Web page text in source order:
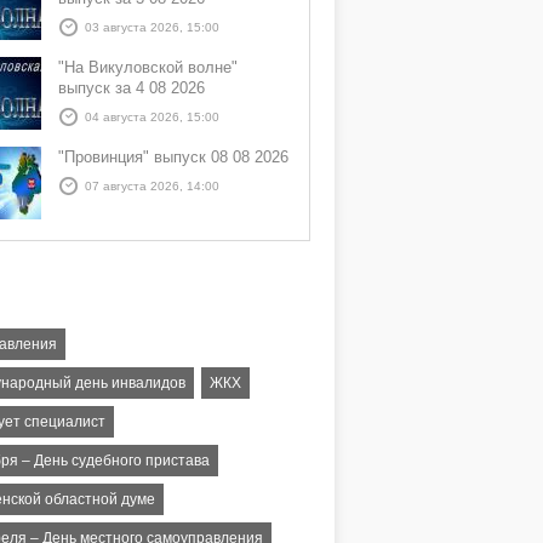
03 августа 2026, 15:00
"На Викуловской волне"
выпуск за 4 08 2026
04 августа 2026, 15:00
"Провинция" выпуск 08 08 2026
07 августа 2026, 14:00
день инвалидов ЖКХ
специалист
– День судебного пристава
областной думе
– День местного самоуправления